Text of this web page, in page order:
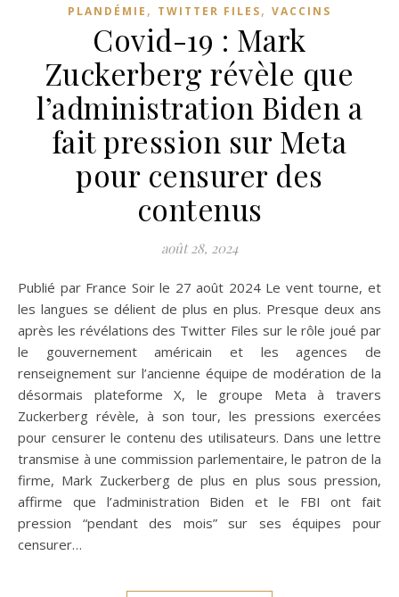
PLANDÉMIE , TWITTER FILES, VACCINS
Covid-19 : Mark
Zuckerberg révèle que
l’administration Biden a
fait pression sur Meta
pour censurer des
contenus
août 28, 2024
Publié par France Soir le 27 août 2024 Le vent tourne, et
les langues se délient de plus en plus. Presque deux ans
après les révélations des Twitter Files sur le rôle joué par
le gouvernement américain et les agences de
renseignement sur l’ancienne équipe de modération de la
désormais plateforme X, le groupe Meta à travers
Zuckerberg révèle, à son tour, les pressions exercées
pour censurer le contenu des utilisateurs. Dans une lettre
transmise à une commission parlementaire, le patron de la
firme, Mark Zuckerberg de plus en plus sous pression,
affirme que l’administration Biden et le FBI ont fait
pression “pendant des mois” sur ses équipes pour
censurer…